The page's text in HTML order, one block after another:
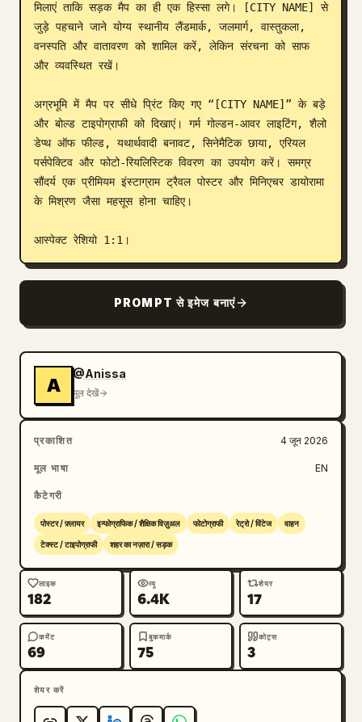
मिलाएं ताकि सड़क मैप का ही एक हिस्सा लगे। [CITY NAME] से
जुड़े पहचाने जाने योग्य स्थानीय लैंडमार्क, जलमार्ग, वास्तुकला,
वनस्पति और वातावरण को शामिल करें, लेकिन संरचना को साफ
और व्यवस्थित रखें।
अग्रभूमि में मैप पर सीधे प्रिंट किए गए “[CITY NAME]” के बड़े
और बोल्ड टाइपोग्राफी को दिखाएं। गर्म गोल्डन-आवर लाइटिंग, शैलो
डेप्थ ऑफ फील्ड, यथार्थवादी बनावट, सिनेमैटिक छाया, एरियल
पर्सपेक्टिव और फोटो-रियलिस्टिक विवरण का उपयोग करें। समग्र
सौंदर्य एक प्रीमियम इंस्टाग्राम ट्रैवल पोस्टर और मिनिएचर डायोरामा
के मिश्रण जैसा महसूस होना चाहिए।
आस्पेक्ट रेशियो 1:1।
PROMPT से इमेज बनाएं
A
@Anissa
मूल देखें
प्रकाशित 4 जून 2026
मूल भाषा EN
कैटेगरी
पोस्टर / फ़्लायर इन्फोग्राफिक / शैक्षिक विज़ुअल फोटोग्राफी रेट्रो / विंटेज वाहन
टेक्स्ट / टाइपोग्राफी शहर का नज़ारा / सड़क
लाइक
182
व्यू
6.4K
शेयर
17
कमेंट
69
बुकमार्क
75
कोट्स
3
शेयर करें